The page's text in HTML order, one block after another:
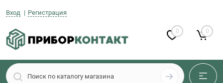
Вход Регистрация
0 0